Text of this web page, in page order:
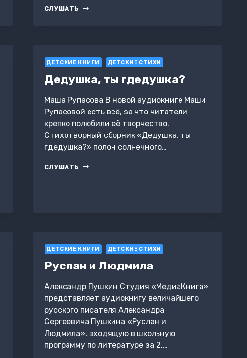
СЛУШАТЬ ТОВАРИЩАМ
ДЕТСКИЕ КНИГИ ДЕТСКИЕ СТИХИ
Дедушка, ты гдедушка?
Маша Рупасова В новой аудиокниге Маши
Рупасовой есть всё, за что читатели
крепко полюбили её творчество.
Стихотворный сборник «Дедушка, ты
гдедушка?» полон солнечного…
СЛУШАТЬ ДЕДУШКА,
ДЕТСКИЕ КНИГИ ДЕТСКИЕ СТИХИ
Руслан и Людмила
Александр Пушкин Студия «МедиаКнига»
представляет аудиокнигу величайшего
русского писателя Александра
Сергеевича Пушкина «Руслан и
Людмила», входящую в школьную
программу по литературе за 2,…